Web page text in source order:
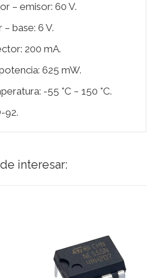
– emisor: 60 V.
base: 6 V.
200 mA.
625 mW.
-55 °C ~ 150 °C.
92.
interesar: